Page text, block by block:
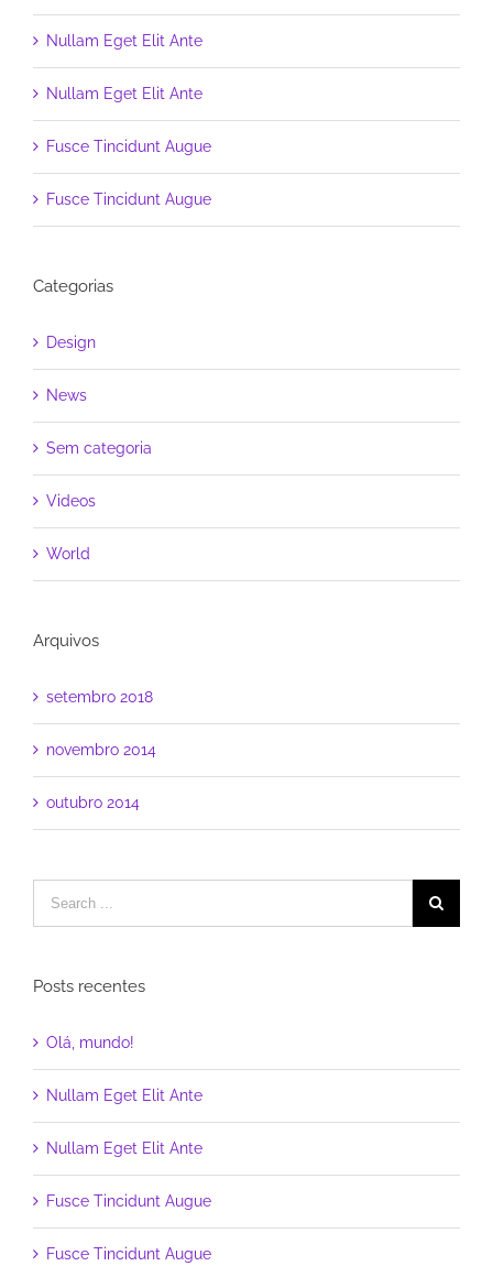
Nullam Eget Elit Ante
Nullam Eget Elit Ante
Fusce Tincidunt Augue
Fusce Tincidunt Augue
Categorias
Design
News
Sem categoria
Videos
World
Arquivos
setembro 2018
novembro 2014
outubro 2014
Posts recentes
Olá, mundo!
Nullam Eget Elit Ante
Nullam Eget Elit Ante
Fusce Tincidunt Augue
Fusce Tincidunt Augue